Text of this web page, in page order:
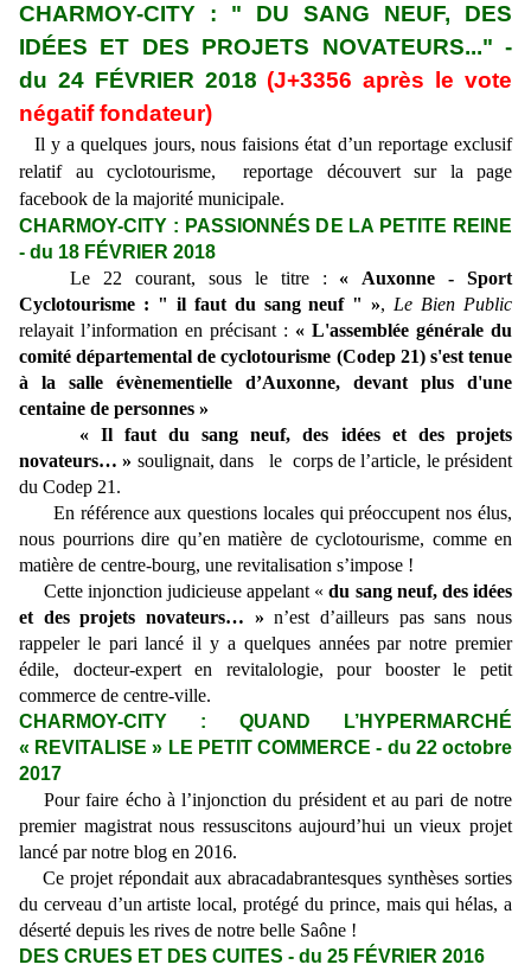
CHARMOY-CITY : " DU SANG NEUF, DES
IDÉES ET DES PROJETS NOVATEURS..." -
du 24 FÉVRIER 2018 (J+3356 après le vote
négatif fondateur)
Il y a quelques jours, nous faisions état d’un reportage exclusif
relatif au cyclotourisme, reportage découvert sur la page
facebook de la majorité municipale.
CHARMOY-CITY : PASSIONNÉS DE LA PETITE REINE
- du 18 FÉVRIER 2018
Le 22 courant, sous le titre : « Auxonne - Sport
Cyclotourisme : " il faut du sang neuf " », Le Bien Public
relayait l’information en précisant : « L'assemblée générale du
comité départemental de cyclotourisme (Codep 21) s'est tenue
à la salle évènementielle
d’Auxonne, devant plus d'une
centaine de personnes »
« Il faut du sang neuf, des idées et des projets
novateurs… » soulignait, dans le corps de l’article, le président
du Codep 21.
En référence aux questions locales qui préoccupent nos élus,
nous pourrions dire qu’en matière de cyclotourisme, comme en
matière de centre-bourg, une revitalisation s’impose !
Cette injonction judicieuse appelant «du sang neuf, des idées
et des projets novateurs… » n’est d’ailleurs pas sans nous
rappeler le pari lancé il y a quelques années par notre premier
édile, docteur-expert en revitalologie, pour booster le petit
commerce de centre-ville.
CHARMOY-CITY : QUAND L’HYPERMARCHÉ
« REVITALISE » LE PETIT COMMERCE - du 22 octobre
2017
Pour faire écho à l’injonction du président et au pari de notre
premier magistrat nous ressuscitons aujourd’hui un vieux projet
lancé par notre blog en 2016.
Ce projet répondait aux abracadabrantesques synthèses sorties
du cerveau d’un artiste local, protégé du prince, mais qui hélas, a
déserté depuis les rives de notre belle Saône !
DES CRUES ET DES CUITES - du 25 FÉVRIER 2016